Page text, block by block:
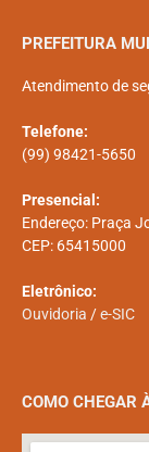
PREFEITURA
Atendimento de
Telefone:
(99) 98421-5650
Presencial:
Endereço: Praça
CEP: 65415000
Eletrônico:
Ouvidoria /e-SIC
COMO CHEGAR